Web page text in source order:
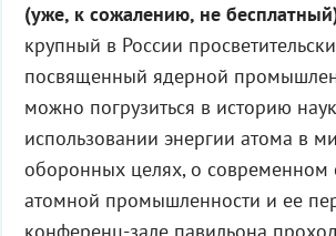
(уже, к сожалению, не
крупный в России
посвященный ядерной
можно погрузиться в историю
использовании энергии атома в
оборонных целях, о современном
атомной промышленности и ее